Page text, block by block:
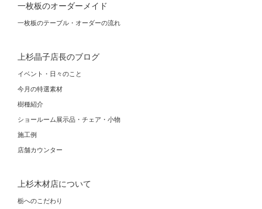
一枚板のオーダーメイド
一枚板のテーブル・オーダーの流れ
上杉晶子店長のブログ
イベント・日々のこと
今月の特選素材
樹種紹介
ショールーム展示品・チェア・小物
施工例
店舗カウンター
上杉木材店について
栃へのこだわり